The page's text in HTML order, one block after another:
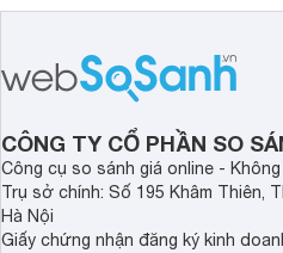
trẻ. Dưới đây là 7 loại sữa nước
1 tuổi tốt mà mẹ bỉm nên lựa chọn.
CÔNG TY CỔ PHẦN SO
Công cụ so sánh giá online -
Trụ sở chính: Số 195 Khâm Thiên,
Hà Nội
Giấy chứng nhận đăng ký kinh